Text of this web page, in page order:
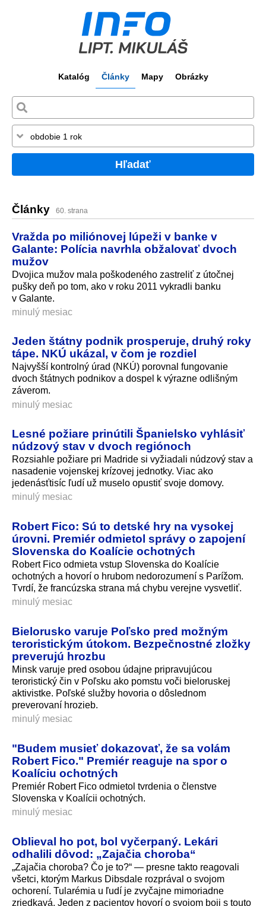
Katalóg Články Mapy Obrázky
Hľadať
Články 60. strana
Vražda po miliónovej lúpeži v banke v
Galante: Polícia navrhla obžalovať dvoch
mužov
Dvojica mužov mala poškodeného zastreliť z útočnej
pušky deň po tom, ako v roku 2011 vykradli banku
v Galante.
minulý mesiac
Jeden štátny podnik prosperuje, druhý roky
tápe. NKÚ ukázal, v čom je rozdiel
Najvyšší kontrolný úrad (NKÚ) porovnal fungovanie
dvoch štátnych podnikov a dospel k výrazne odlišným
záverom.
minulý mesiac
Lesné požiare prinútili Španielsko vyhlásiť
núdzový stav v dvoch regiónoch
Rozsiahle požiare pri Madride si vyžiadali núdzový stav a
nasadenie vojenskej krízovej jednotky. Viac ako
jedenásťtisíc ľudí už muselo opustiť svoje domovy.
minulý mesiac
Robert Fico: Sú to detské hry na vysokej
úrovni. Premiér odmietol správy o zapojení
Slovenska do Koalície ochotných
Robert Fico odmieta vstup Slovenska do Koalície
ochotných a hovorí o hrubom nedorozumení s Parížom.
Tvrdí, že francúzska strana má chybu verejne vysvetliť.
minulý mesiac
Bielorusko varuje Poľsko pred možným
teroristickým útokom. Bezpečnostné zložky
preverujú hrozbu
Minsk varuje pred osobou údajne pripravujúcou
teroristický čin v Poľsku ako pomstu voči bieloruskej
aktivistke. Poľské služby hovoria o dôslednom
preverovaní hrozieb.
minulý mesiac
"Budem musieť dokazovať, že sa volám
Robert Fico." Premiér reaguje na spor o
Koalíciu ochotných
Premiér Robert Fico odmietol tvrdenia o členstve
Slovenska v Koalícii ochotných.
minulý mesiac
Oblieval ho pot, bol vyčerpaný. Lekári
odhalili dôvod: „Zajačia choroba“
„Zajačia choroba? Čo je to?“ — presne takto reagovali
všetci, ktorým Markus Dibsdale rozprával o svojom
ochorení. Tularémia u ľudí je zvyčajne mimoriadne
zriedkavá. Jeden z pacientov hovorí o svojom boji s touto